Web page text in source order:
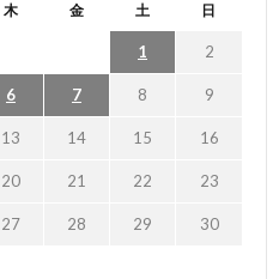
木 金 土 日
1 2
6 7 8 9
13 14 15 16
20 21 22 23
27 28 29 30